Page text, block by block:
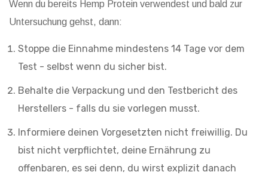
Wenn du bereits Hemp Protein verwendest und bald zur
Untersuchung gehst, dann:
Stoppe die Einnahme mindestens 14 Tage vor dem
Test - selbst wenn du sicher bist.
Behalte die Verpackung und den Testbericht des
Herstellers - falls du sie vorlegen musst.
Informiere deinen Vorgesetzten nicht freiwillig. Du
bist nicht verpflichtet, deine Ernährung zu
offenbaren, es sei denn, du wirst explizit danach